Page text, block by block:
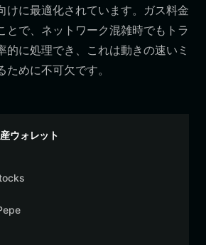
けに最適化されています。ガス料金
とで、ネットワーク混雑時でもトラ
的に処理でき、これは動きの速いミ
めに不可欠です。
ウォレット